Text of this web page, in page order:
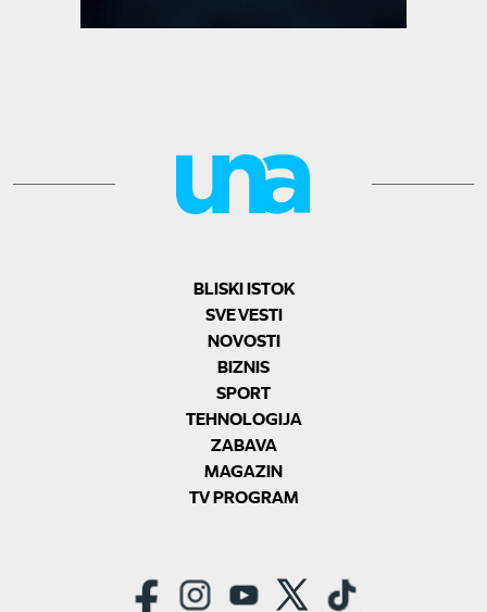
BLISKI ISTOK
SVE VESTI
NOVOSTI
BIZNIS
SPORT
TEHNOLOGIJA
ZABAVA
MAGAZIN
TV PROGRAM